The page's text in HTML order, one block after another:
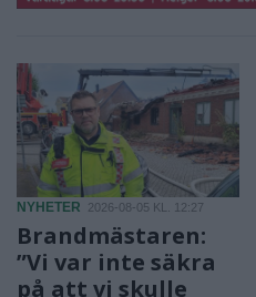
NYHETER 2026-08-05 KL. 12:27
Brandmästaren:
”Vi var inte säkra
på att vi skulle